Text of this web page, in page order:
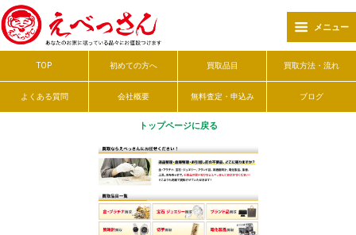
メニュー
TOP 初めての方へ 買取品目 買取方法・流れ
よくある質問 会社概要 無料査定・申込み ブログ
トップページに戻る